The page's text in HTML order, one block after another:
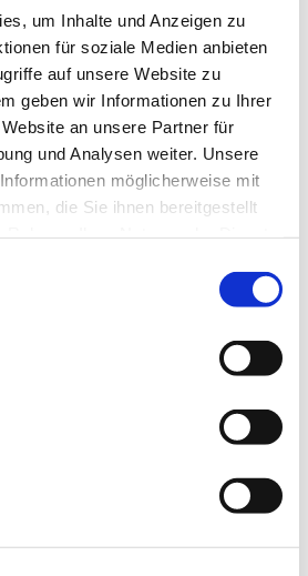
um Inhalte und Anzeigen zu
für soziale Medien anbieten
auf unsere Website zu
geben wir Informationen zu Ihrer
an unsere Partner für
und Analysen weiter. Unsere
möglicherweise mit
die Sie ihnen bereitgestellt
Republik Santo Domingo. Ich
vier Geschwistern. Ich habe die
Mutter kennengelernt, die mich
im katholischen Glauben
12 Jahre alt wurde, habe ich
neokatechumenalen Weg
zum ersten Mal den Ruf
meines Abiturs habe ich
Mater von Santo
Ruf zur Mission spürte, wurde
internationalen Treffen der
Porto San Giorgio in Italien
Los nach Berlin geschickt.
trat ich im Januar 2015 ins
Mater des Erzbistums